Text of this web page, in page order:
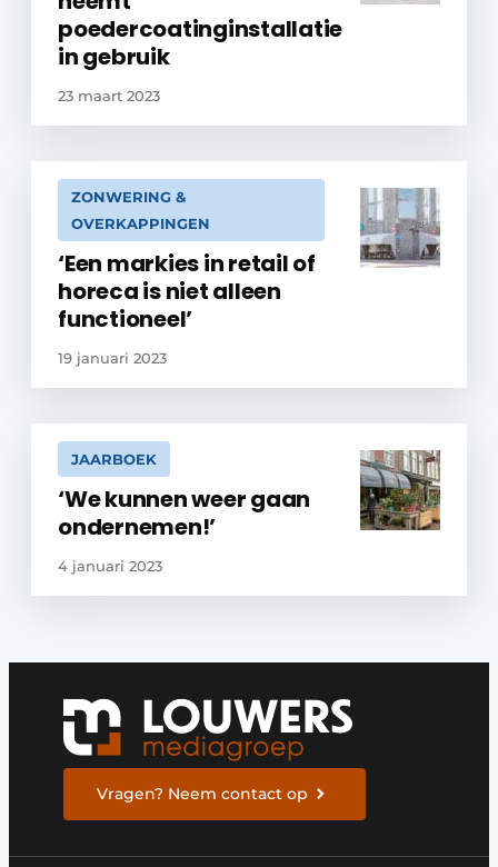
poedercoatinginstallatie
in gebruik
23 maart 2023
ZONWERING &
OVERKAPPINGEN
‘Een markies in retail of
horeca is niet alleen
functioneel’
19 januari 2023
JAARBOEK
‘We kunnen weer gaan
ondernemen!’
4 januari 2023
Vragen? Neem contact op